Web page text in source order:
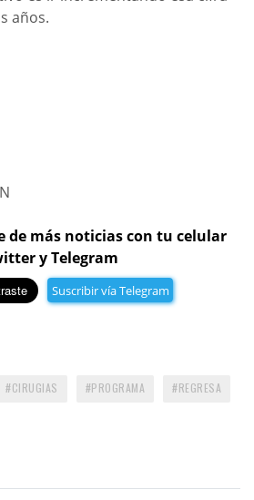
años.
de más noticias con tu celular
y Telegram
Suscribir vía Telegram
CIRUGIAS PROGRAMA REGRESA